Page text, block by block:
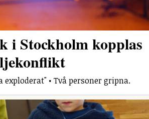
i Stockholm kopplas
exploderat" • Två personer gripna.